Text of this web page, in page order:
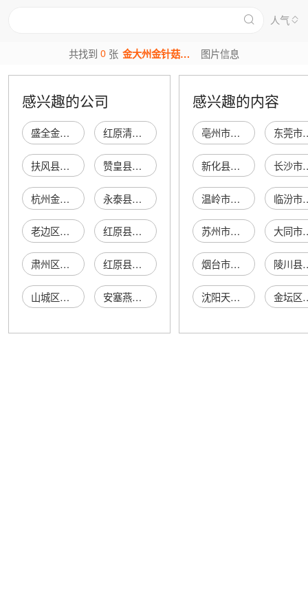
人气
共找到0 张 金大州金针菇图片 图片信息
感兴趣的公司
盛全金针菇 红原清华金针菇
扶风县锡纸金针菇摊点 赞皇县锡纸金针菇店
杭州金针菇科技有限公司 永泰县福泰金针菇厂
老边区锡纸金针菇店 红原县张金针菇菇业
肃州区金针菇冒菜馆 红原县吉祥金针菇基地
山城区金针菇协协会 安塞燕记锡纸金针菇
感兴趣的内容
亳州市谯城区书中食品店 东莞市
新化县琅塘镇荣鸿电子陶瓷厂 长沙市岳麓区
温岭市博莱德贸易有限公司 临汾市尧
苏州市相城区陆慕鼎鼎礼品商行 大同市南
烟台市芝罘区依诺婚纱礼服工作室 陵川县礼
沈阳天天益康商贸有限公司 金坛区尧